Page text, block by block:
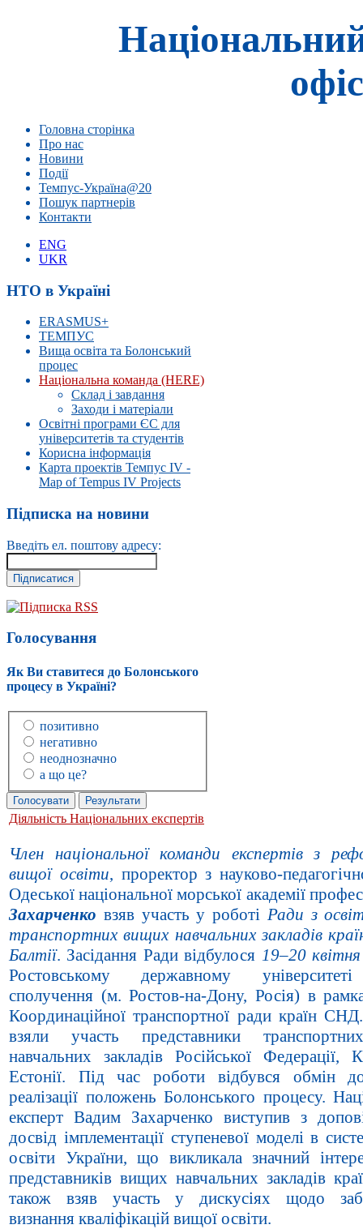
Головна сторінка
Про нас
Новини
Події
Темпус-Україна@20
Пошук партнерів
Контакти
ENG
UKR
НТО в Україні
ERASMUS+
ТЕМПУС
Вища освіта та Болонський
процес
Національна команда (HERE)
Склад і завдання
Заходи і матеріали
Освітні програми ЄС для
університетів та студентів
Корисна інформація
Карта проектів Темпус IV -
Map of Tempus IV Projects
Підписка на новини
Введіть ел. поштову адресу:
Підписка RSS
Голосування
Як Ви ставитеся до Болонського
процесу в Україні?
позитивно
негативно
неоднозначно
а що це?
Діяльність Національних експертів
Член національної команди експертів з
вищої освіти, проректор з науково-
Одеської національної морської академії
Захарченко взяв участь у роботі Ради з
транспортних вищих навчальних закладів
Балтії. Засідання Ради відбулося 19–20
Ростовському державному
сполучення (м. Ростов-на-Дону, Росія) в
Координаційної транспортної ради країн
взяли участь представники
навчальних закладів Російської Федерації,
Естонії. Під час роботи відбувся обмін
реалізації положень Болонського процесу.
експерт Вадим Захарченко виступив з
досвід імплементації ступеневої моделі в
освіти України, що викликала значний
представників вищих навчальних закладів
також взяв участь у дискусіях щодо
визнання кваліфікацій вищої освіти.